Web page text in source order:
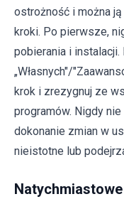
ostrożność i można
kroki. Po pierwsze,
pobierania i instalacji.
„Własnych"/
krok i zrezygnuj ze
programów. Nigdy
dokonanie zmian w
nieistotne lub